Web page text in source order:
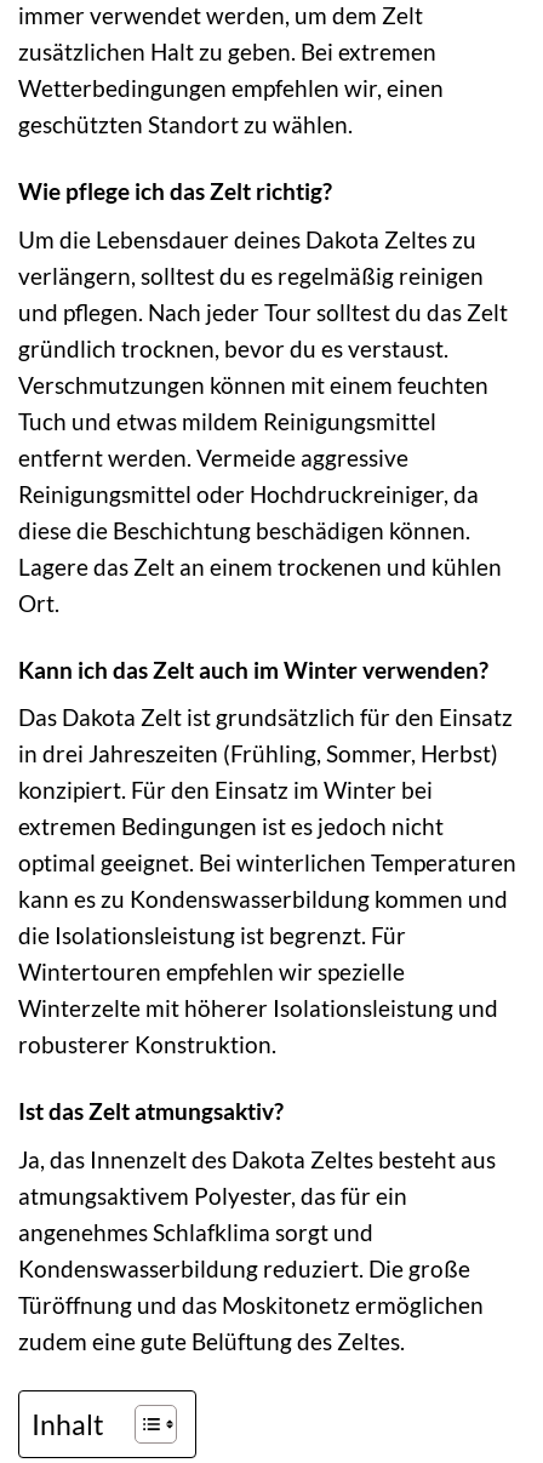
immer verwendet werden, um dem Zelt
zusätzlichen Halt zu geben. Bei extremen
Wetterbedingungen empfehlen wir, einen
geschützten Standort zu wählen.
Wie pflege ich das Zelt richtig?
Um die Lebensdauer deines Dakota Zeltes zu
verlängern, solltest du es regelmäßig reinigen
und pflegen. Nach jeder Tour solltest du das Zelt
gründlich trocknen, bevor du es verstaust.
Verschmutzungen können mit einem feuchten
Tuch und etwas mildem Reinigungsmittel
entfernt werden. Vermeide aggressive
Reinigungsmittel oder Hochdruckreiniger, da
diese die Beschichtung beschädigen können.
Lagere das Zelt an einem trockenen und kühlen
Ort.
Kann ich das Zelt auch im Winter verwenden?
Das Dakota Zelt ist grundsätzlich für den Einsatz
in drei Jahreszeiten (Frühling, Sommer, Herbst)
konzipiert. Für den Einsatz im Winter bei
extremen Bedingungen ist es jedoch nicht
optimal geeignet. Bei winterlichen Temperaturen
kann es zu Kondenswasserbildung kommen und
die Isolationsleistung ist begrenzt. Für
Wintertouren empfehlen wir spezielle
Winterzelte mit höherer Isolationsleistung und
robusterer Konstruktion.
Ist das Zelt atmungsaktiv?
Ja, das Innenzelt des Dakota Zeltes besteht aus
atmungsaktivem Polyester, das für ein
angenehmes Schlafklima sorgt und
Kondenswasserbildung reduziert. Die große
Türöffnung und das Moskitonetz ermöglichen
zudem eine gute Belüftung des Zeltes.
Inhalt